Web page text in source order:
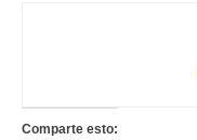
Comparte esto: